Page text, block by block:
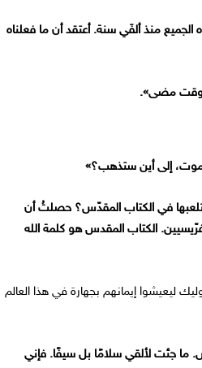
منذ ألفَي سنة. أعتقد أن ما فعلناه
تموت، إلى أين ستذهب؟»
تلعبها في الكتاب المقدّس؟ حصلتُ أن
الكتاب المقدس هو كلمة الله
ليعيشوا إيمانهم بجهارة في هذا العالم
ما جئت لألقي سلامًا بل سيفًا. فإني